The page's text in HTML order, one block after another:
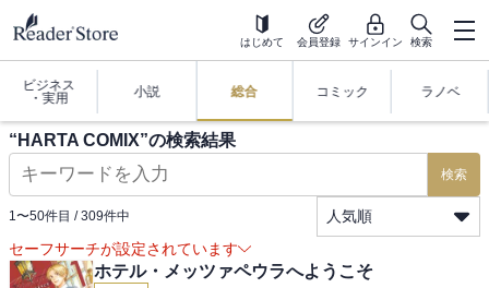
はじめて 会員登録 サインイン 検索
ビジネス
・実用
小説 総合 コミック ラノベ
“ HARTA COMIX”の検索結果
検索
1〜50件目 / 309件中
人気順
セーフサーチが設定されています
ホテル・メッツァペウラへようこそ